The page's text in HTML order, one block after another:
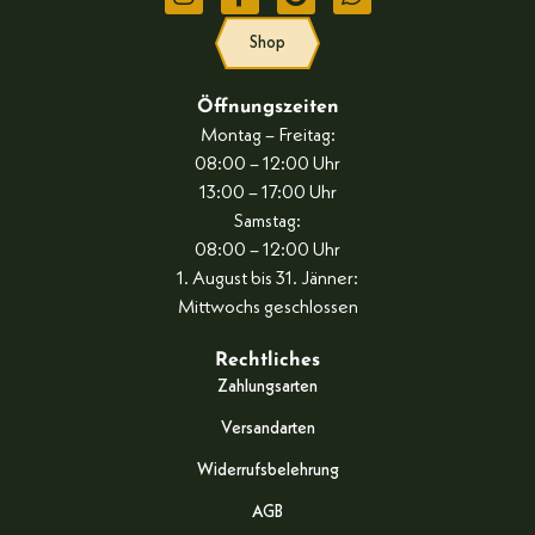
Shop
Öffnungszeiten
Montag – Freitag:
08:00 – 12:00 Uhr
13:00 – 17:00 Uhr
Samstag:
08:00 – 12:00 Uhr
1. August bis 31. Jänner:
Mittwochs geschlossen
Rechtliches
Zahlungsarten
Versandarten
Widerrufsbelehrung
AGB